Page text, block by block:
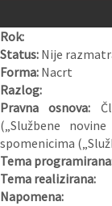
Rok:
Status: Nije
Forma: Nacrt
Razlog:
Pravna osnova:
(„Službene
spomenicima
Tema
Tema realizirana:
Napomena: